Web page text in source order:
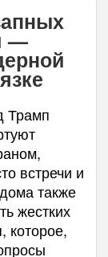
—
Трамп
встречи и
также
жестких
которое,